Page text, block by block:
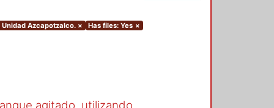
Azcapotzalco. × Has files: Yes ×